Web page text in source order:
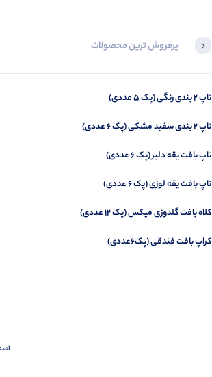
پرفروش ترین محصولات
تاپ 2 بندی رنگی (پک 5 عددی)
تاپ 2 بندی سفید مشکی (پک 6 عددی)
تاپ بافت یقه دلبر (پک 6 عددی)
تاپ بافت یقه لوزی (پک 6 عددی)
کلاه بافت گلدوزی میکس (پک 12 عددی)
کراپ بافت فندقی (پک6عددی)
تاپ پشت قهرمانی (پک 6 عددی)